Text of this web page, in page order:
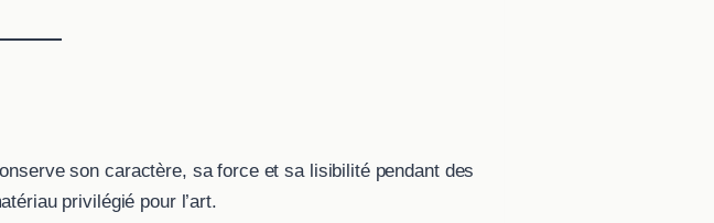
son caractère, sa force et sa lisibilité pendant des
privilégié pour l’art.